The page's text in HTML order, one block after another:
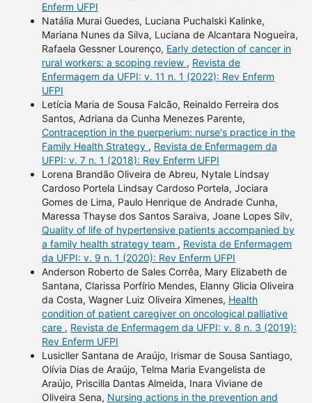
Enferm UFPI
Natália Murai Guedes, Luciana Puchalski Kalinke,
Mariana Nunes da Silva, Luciana de Alcantara Nogueira,
Rafaela Gessner Lourenço, Early detection of cancer in
rural workers: a scoping review , Revista de
Enfermagem da UFPI: v. 11 n. 1 (2022): Rev Enferm
UFPI
Letícia Maria de Sousa Falcão, Reinaldo Ferreira dos
Santos, Adriana da Cunha Menezes Parente,
Contraception in the puerperium: nurse's practice in the
Family Health Strategy , Revista de Enfermagem da
UFPI: v. 7 n. 1 (2018): Rev Enferm UFPI
Lorena Brandão Oliveira de Abreu, Nytale Lindsay
Cardoso Portela Lindsay Cardoso Portela, Jociara
Gomes de Lima, Paulo Henrique de Andrade Cunha,
Maressa Thayse dos Santos Saraiva, Joane Lopes Silv,
Quality of life of hypertensive patients accompanied by
a family health strategy team , Revista de Enfermagem
da UFPI: v. 9 n. 1 (2020): Rev Enferm UFPI
Anderson Roberto de Sales Corrêa, Mary Elizabeth de
Santana, Clarissa Porfírio Mendes, Elanny Glicia Oliveira
da Costa, Wagner Luiz Oliveira Ximenes, Health
condition of patient caregiver on oncological palliative
care , Revista de Enfermagem da UFPI: v. 8 n. 3 (2019):
Rev Enferm UFPI
Lusicller Santana de Araújo, Irismar de Sousa Santiago,
Olívia Dias de Araújo, Telma Maria Evangelista de
Araújo, Priscilla Dantas Almeida, Inara Viviane de
Oliveira Sena, Nursing actions in the prevention and